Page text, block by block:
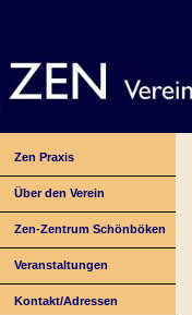
Zen Praxis
Über den Verein
Zen-Zentrum Schönböken
Veranstaltungen
Kontakt/Adressen